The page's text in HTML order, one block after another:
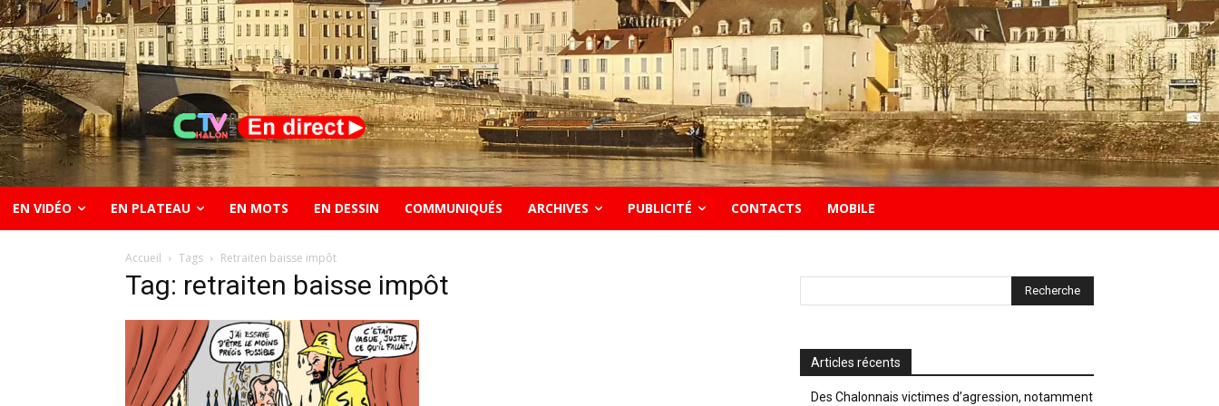
EN VIDÉO EN PLATEAU EN MOTS EN DESSIN COMMUNIQUÉS ARCHIVES PUBLICITÉ CONTACTS MOBILE
Accueil Tags Retraiten baisse impôt
Tag: retraiten baisse impôt
Articles récents
Des Chalonnais victimes d’agression, notamment